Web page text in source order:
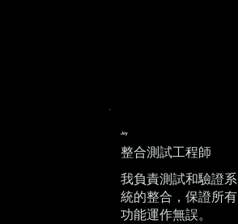
Joy
整合測試工程師
我負責測試和驗證系
統的整合，保證所有
功能運作無誤。